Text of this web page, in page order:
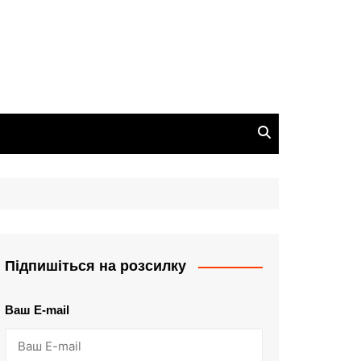
Підпишіться на розсилку
Ваш E-mail